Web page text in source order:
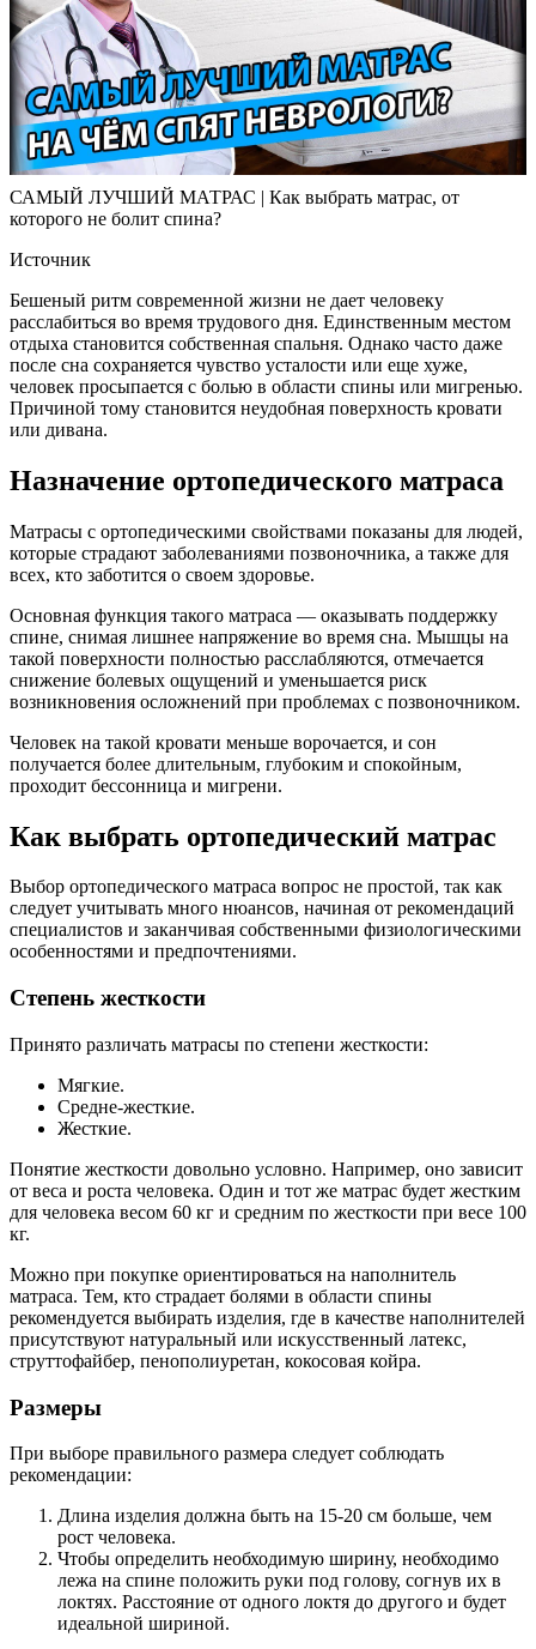
САМЫЙ ЛУЧШИЙ МАТРАС | Как выбрать матрас, от
которого не болит спина?
Источник
Бешеный ритм современной жизни не дает человеку
расслабиться во время трудового дня. Единственным местом
отдыха становится собственная спальня. Однако часто даже
после сна сохраняется чувство усталости или еще хуже,
человек просыпается с болью в области спины или мигренью.
Причиной тому становится неудобная поверхность кровати
или дивана.
Назначение ортопедического матраса
Матрасы с ортопедическими свойствами показаны для людей,
которые страдают заболеваниями позвоночника, а также для
всех, кто заботится о своем здоровье.
Основная функция такого матраса — оказывать поддержку
спине, снимая лишнее напряжение во время сна. Мышцы на
такой поверхности полностью расслабляются, отмечается
снижение болевых ощущений и уменьшается риск
возникновения осложнений при проблемах с позвоночником.
Человек на такой кровати меньше ворочается, и сон
получается более длительным, глубоким и спокойным,
проходит бессонница и мигрени.
Как выбрать ортопедический матрас
Выбор ортопедического матраса вопрос не простой, так как
следует учитывать много нюансов, начиная от рекомендаций
специалистов и заканчивая собственными физиологическими
особенностями и предпочтениями.
Степень жесткости
Принято различать матрасы по степени жесткости:
Мягкие.
Средне-жесткие.
Жесткие.
Понятие жесткости довольно условно. Например, оно зависит
от веса и роста человека. Один и тот же матрас будет жестким
для человека весом 60 кг и средним по жесткости при весе 100
кг.
Можно при покупке ориентироваться на наполнитель
матраса. Тем, кто страдает болями в области спины
рекомендуется выбирать изделия, где в качестве наполнителей
присутствуют натуральный или искусственный латекс,
струттофайбер, пенополиуретан, кокосовая койра.
Размеры
При выборе правильного размера следует соблюдать
рекомендации:
Длина изделия должна быть на 15-20 см больше, чем
рост человека.
Чтобы определить необходимую ширину, необходимо
лежа на спине положить руки под голову, согнув их в
локтях. Расстояние от одного локтя до другого и будет
идеальной шириной.